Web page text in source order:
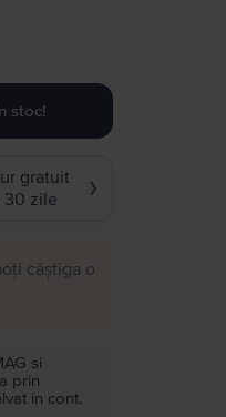
stoc!
gratuit
30 zile
❯
câștiga o
si
prin
in cont.